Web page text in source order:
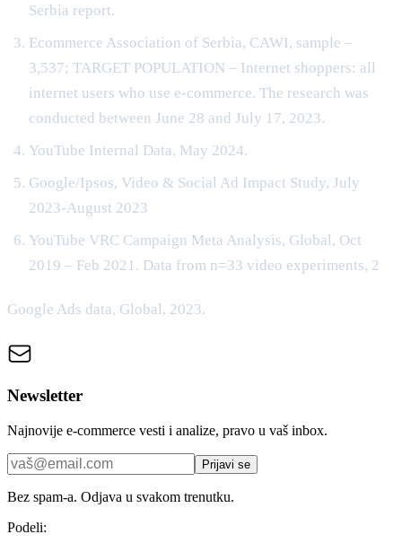
Serbia report.
Ecommerce Association of Serbia, CAWI, sample –
3,537; TARGET POPULATION – Internet shoppers: all
internet users who use e-commerce. The research was
conducted between June 28 and July 17, 2023.
YouTube Internal Data, May 2024.
Google/Ipsos, Video & Social Ad Impact Study, July
2023-August 2023
YouTube VRC Campaign Meta Analysis, Global, Oct
2019 – Feb 2021. Data from n=33 video experiments, 2
Google Ads data, Global, 2023.
Newsletter
Najnovije e-commerce vesti i analize, pravo u vaš inbox.
Prijavi se
Bez spam-a. Odjava u svakom trenutku.
Podeli: